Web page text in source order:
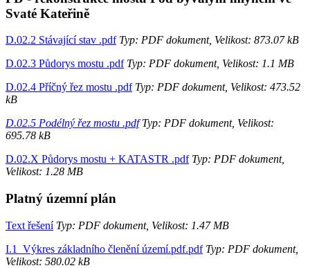
Svaté Kateřině
D.02.2 Stávající stav .pdfTyp: PDF dokument, Velikost: 873.07 kB
D.02.3 Půdorys mostu .pdfTyp: PDF dokument, Velikost: 1.1 MB
D.02.4 Příčný řez mostu .pdfTyp: PDF dokument, Velikost: 473.52
kB
D.02.5 Podélný řez mostu .pdfTyp: PDF dokument, Velikost:
695.78 kB
D.02.X Půdorys mostu + KATASTR .pdfTyp: PDF dokument,
Velikost: 1.28 MB
Platný územní plán
Text řešeníTyp: PDF dokument, Velikost: 1.47 MB
I.1_Výkres základního členění území.pdf.pdfTyp: PDF dokument,
Velikost: 580.02 kB